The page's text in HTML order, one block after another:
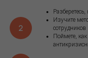
Изучите
сотрудников
Поймете,